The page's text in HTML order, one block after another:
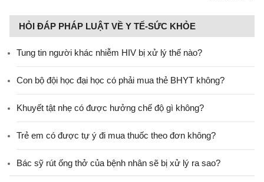
HỎI ĐÁP PHÁP LUẬT VỀ Y TẾ-SỨC KHỎE
Tung tin người khác nhiễm HIV bị xử lý thế nào?
Con bộ đội học đại học có phải mua thẻ BHYT không?
Khuyết tật nhẹ có được hưởng chế độ gì không?
Trẻ em có được tự ý đi mua thuốc theo đơn không?
Bác sỹ rút ống thở của bệnh nhân sẽ bị xử lý ra sao?